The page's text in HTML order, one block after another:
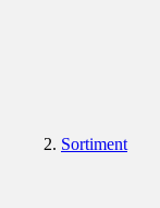
Sortiment